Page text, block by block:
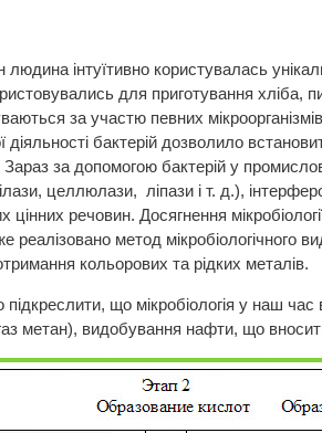
людина інтуїтивно користувалась
для приготування хліба,
за участю певних
діяльності бактерій дозволило
Зараз за допомогою бактерій у
целлюлази, ліпази і т. д.),
цінних речовин. Досягнення
реалізовано метод мікробіологічного
кольорових та рідких металів.
що мікробіологія у наш час
метан), видобування нафти, що